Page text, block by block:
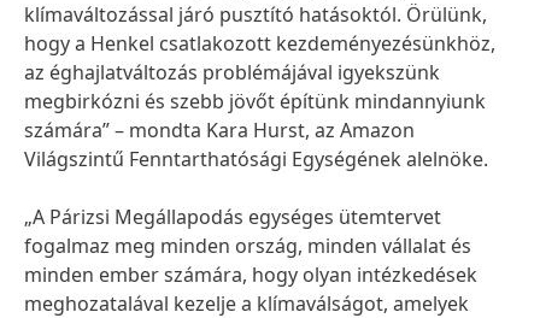
klímaváltozással járó pusztító hatásoktól. Örülünk,
hogy a Henkel csatlakozott kezdeményezésünkhöz,
az éghajlatváltozás problémájával igyekszünk
megbirkózni és szebb jövőt építünk mindannyiunk
számára” – mondta Kara Hurst, az Amazon
Világszintű Fenntarthatósági Egységének alelnöke.
„A Párizsi Megállapodás egységes ütemtervet
fogalmaz meg minden ország, minden vállalat és
minden ember számára, hogy olyan intézkedések
meghozatalával kezelje a klímaválságot, amelyek